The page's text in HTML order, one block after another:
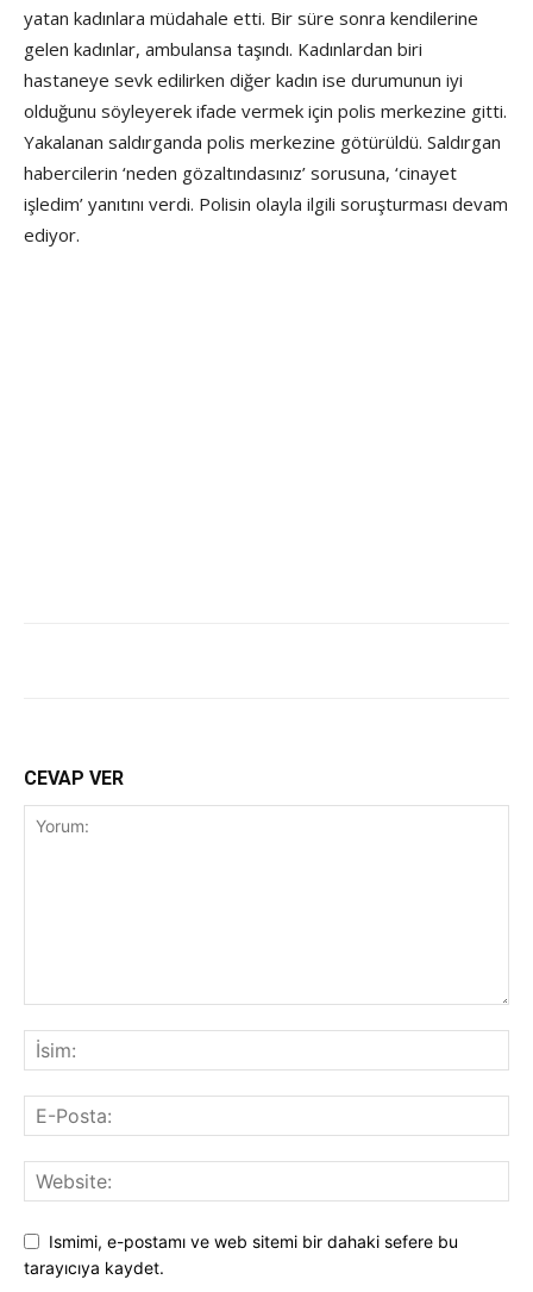
yatan kadınlara müdahale etti. Bir süre sonra kendilerine
gelen kadınlar, ambulansa taşındı. Kadınlardan biri
hastaneye sevk edilirken diğer kadın ise durumunun iyi
olduğunu söyleyerek ifade vermek için polis merkezine gitti.
Yakalanan saldırganda polis merkezine götürüldü. Saldırgan
habercilerin ‘neden gözaltındasınız’ sorusuna, ‘cinayet
işledim’ yanıtını verdi. Polisin olayla ilgili soruşturması devam
ediyor.
CEVAP VER
Ismimi, e-postamı ve web sitemi bir dahaki sefere bu
tarayıcıya kaydet.